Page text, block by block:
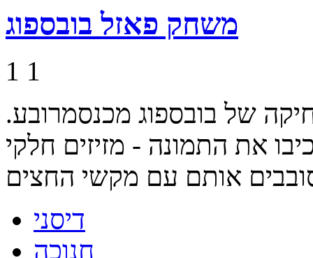
משחק פאזל בובספוג
1 1
של בובספוג מכנסמרובע.
את התמונה - מזיזים חלקי
דיסני
חנוכה